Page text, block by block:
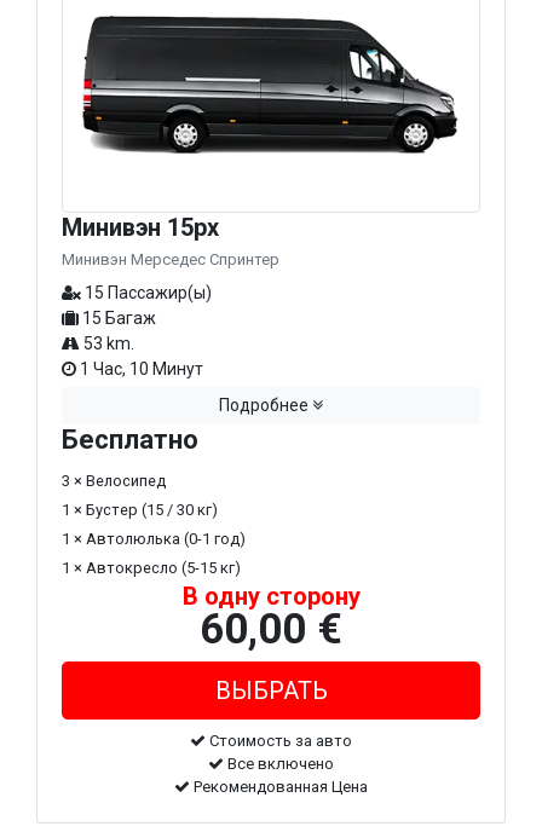
Минивэн 15px
Минивэн Мерседес Спринтер
15 Пассажир(ы)
15 Багаж
53 km.
1 Час, 10 Минут
Подробнее
Бесплатно
3 × Велосипед
1 × Бустер (15 / 30 кг)
1 × Автолюлька (0-1 год)
1 × Автокресло (5-15 кг)
В одну сторону
60,00 €
Стоимость за авто
Все включено
Рекомендованная Цена